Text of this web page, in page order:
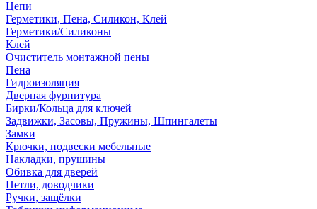
Цепи
Герметики, Пена, Силикон, Клей
Герметики/Силиконы
Клей
Очиститель монтажной пены
Пена
Гидроизоляция
Дверная фурнитура
Бирки/Кольца для ключей
Задвижки, Засовы, Пружины, Шпингалеты
Замки
Крючки, подвески мебельные
Накладки, прушины
Обивка для дверей
Петли, доводчики
Ручки, защёлки